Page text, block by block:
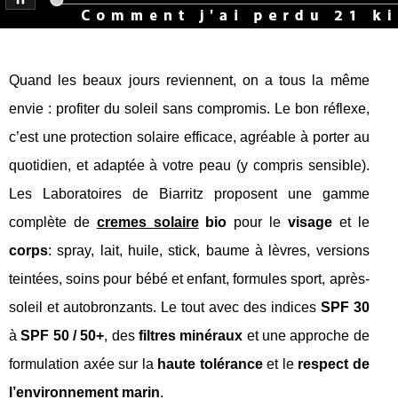
Quand les beaux jours reviennent, on a tous la même
envie : profiter du soleil sans compromis. Le bon réflexe,
c’est une protection solaire efficace, agréable à porter au
quotidien, et adaptée à votre peau (y compris sensible).
Les Laboratoires de Biarritz proposent une gamme
complète de cremes solairebio pour le visageet le
corps: spray, lait, huile, stick, baume à lèvres, versions
teintées, soins pour bébé et enfant, formules sport, après-
soleil et autobronzants. Le tout avec des indices SPF 30
àSPF 50 / 50+, des filtres minéraux et une approche de
formulation axée sur la haute toléranceet le respect de
l’environnement marin.